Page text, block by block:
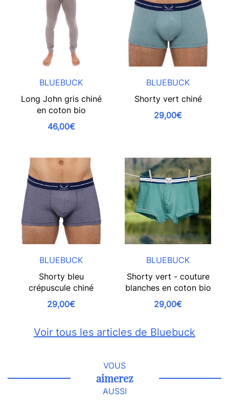
BLUEBUCK
Long John gris chiné
en coton bio
46,00€
BLUEBUCK
Shorty vert chiné
29,00€
BLUEBUCK
Shorty bleu
crépuscule chiné
29,00€
BLUEBUCK
Shorty vert - couture
blanches en coton bio
29,00€
Voir tous les articles de Bluebuck
VOUS
aimerez
AUSSI